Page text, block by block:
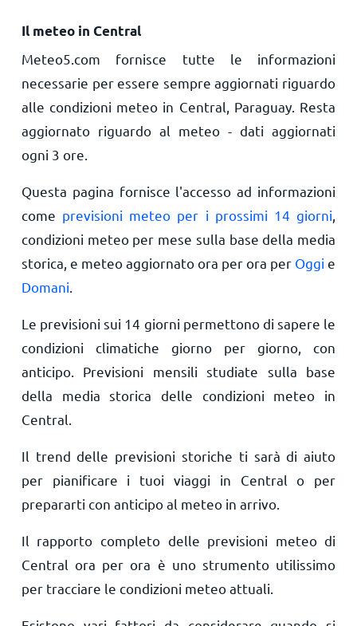
Il meteo in Central
Meteo5.com fornisce tutte le informazioni
necessarie per essere sempre aggiornati riguardo
alle condizioni meteo in Central, Paraguay. Resta
aggiornato riguardo al meteo - dati aggiornati
ogni 3 ore.
Questa pagina fornisce l'accesso ad informazioni
come previsioni meteo per i prossimi 14 giorni
condizioni meteo per mese sulla base della media
storica, e meteo aggiornato ora per ora per Oggi e
Domani
Le previsioni sui 14 giorni permettono di sapere le
condizioni climatiche giorno per giorno, con
anticipo. Previsioni mensili studiate sulla base
della media storica delle condizioni meteo in
Central.
Il trend delle previsioni storiche ti sarà di aiuto
per pianificare i tuoi viaggi in Central o per
prepararti con anticipo al meteo in arrivo.
Il rapporto completo delle previsioni meteo di
Central ora per ora è uno strumento utilissimo
per tracciare le condizioni meteo attuali.